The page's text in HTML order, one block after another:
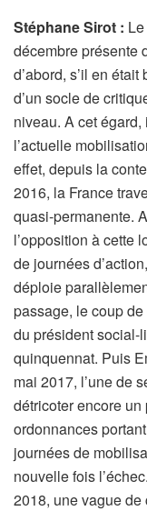
Stéphane Sirot :
décembre présente
d’abord, s’il en
d’un socle de
niveau. A cet
l’actuelle
effet, depuis la
2016, la France
quasi-permanente.
l’opposition à cette
de journées
déploie
passage, le coup
du président social-
quinquennat. Puis
mai 2017, l’une de
détricoter encore
ordonnances
journées de
nouvelle fois
2018, une vague